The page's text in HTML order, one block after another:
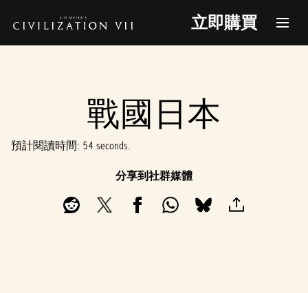
立即購買
戰國日本
預計閱讀時間 54 seconds
分享到社群媒體